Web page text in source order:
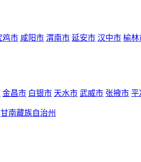
鸡市 咸阳市 渭南市 延安市 汉中市 榆林
金昌市 白银市 天水市 武威市 张掖市 平
甘南藏族自治州